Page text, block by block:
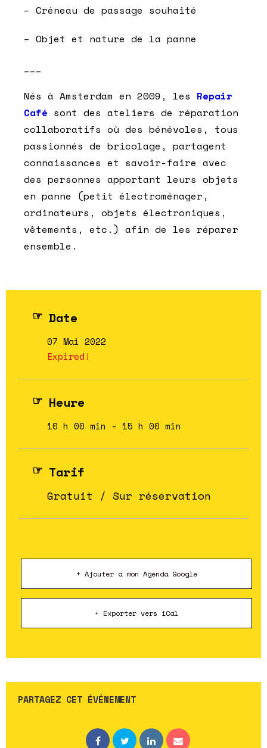
– Créneau de passage souhaité
– Objet et nature de la panne
Nés à Amsterdam en 2009, les Repair
Café sont des ateliers de réparation
collaboratifs où des bénévoles, tous
passionnés de bricolage, partagent
connaissances et savoir-faire avec
des personnes apportant leurs objets
en panne (petit électroménager,
ordinateurs, objets électroniques,
vêtements, etc.) afin de les réparer
ensemble.
Date
07 Mai 2022
Expired!
Heure
10 h 00 min - 15 h 00 min
Tarif
Gratuit / Sur réservation
+ Ajouter à mon Agenda Google
+ Exporter vers iCal
PARTAGEZ CET ÉVÉNEMENT